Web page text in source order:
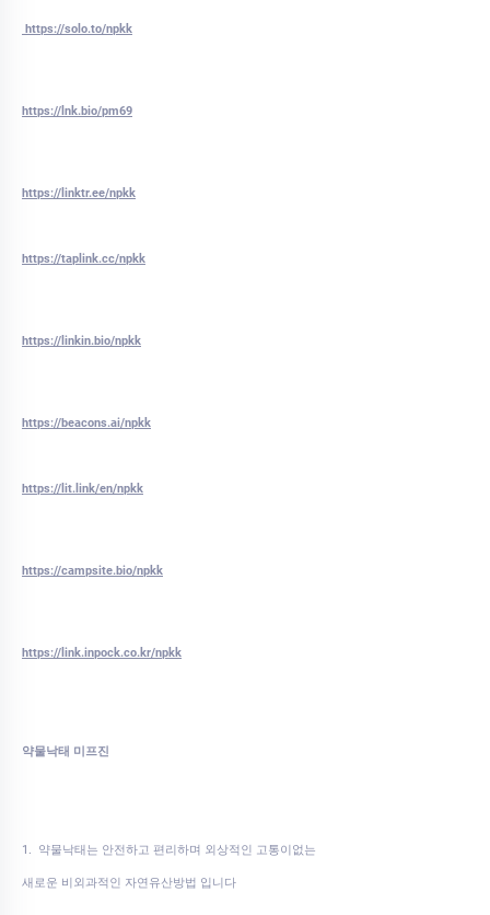
https://solo.to/npkk
https://lnk.bio/pm69
https://linktr.ee/npkk
https://taplink.cc/npkk
https://linkin.bio/npkk
https://beacons.ai/npkk
https://lit.link/en/npkk
https://campsite.bio/npkk
https://link.inpock.co.kr/npkk
약물낙태 미프진
1. 약물낙태는 안전하고 편리하며 외상적인 고통이없는
새로운 비외과적인 자연유산방법 입니다